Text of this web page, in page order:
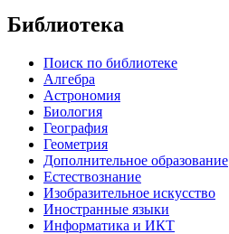
Библиотека
Поиск по библиотеке
Алгебра
Астрономия
Биология
География
Геометрия
Дополнительное образование
Естествознание
Изобразительное искусство
Иностранные языки
Информатика и ИКТ